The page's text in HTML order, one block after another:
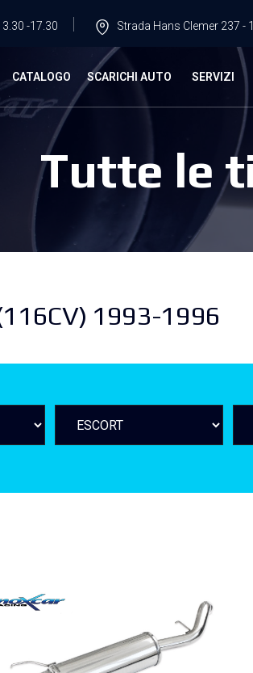
-17.30 Strada Hans Clemer 237 -
CATALOGO SCARICHI AUTO SERVIZI
Tutte le
1993-1996